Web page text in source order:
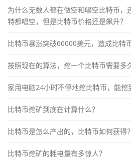
为什么无数人都在做空和唱空比特币，
特都唱空，但是比特币价格还是飙升？
比特币暴涨突破60000美元，造成比特
按照现在的算法，挖一个比特币需要多
家用电脑24小时不停地挖比特币，能挖
比特币挖矿到底在计算什么？
比特币是怎么产出的，比特币如何获得？
比特币挖矿的耗电量有多惊人？